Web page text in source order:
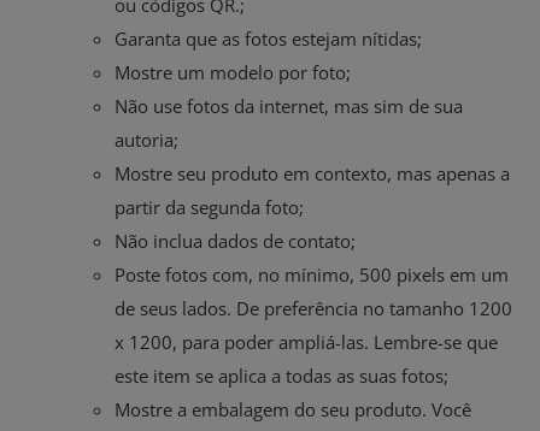
Garanta que as fotos estejam nítidas;
Mostre um modelo por foto;
Não use fotos da internet, mas sim de sua
autoria;
Mostre seu produto em contexto, mas apenas a
partir da segunda foto;
Não inclua dados de contato;
Poste fotos com, no mínimo, 500 pixels em um
de seus lados. De preferência no tamanho 1200
x 1200, para poder ampliá-las. Lembre-se que
este item se aplica a todas as suas fotos;
Mostre a embalagem do seu produto. Você